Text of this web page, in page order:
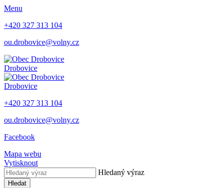
Menu
+420 327 313 104
ou.drobovice@volny.cz
Drobovice
Drobovice
+420 327 313 104
ou.drobovice@volny.cz
Facebook
Mapa webu
Vytisknout
Hledaný výraz
Hledat